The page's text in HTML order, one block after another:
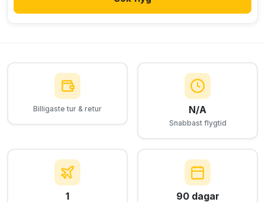
Billigaste tur & retur N/A
Snabbast flygtid
1 90 dagar